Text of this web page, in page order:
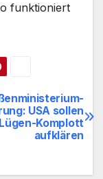
funktioniert
USA sollen
Komplott
aufklären